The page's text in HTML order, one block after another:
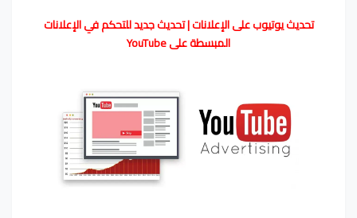
تحديث يوتيوب على الإعلانات | تحديث جديد للتحكم في الإعلانات
المبسطة على YouTube